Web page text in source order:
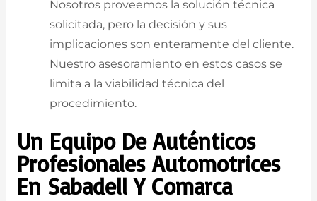
Nosotros proveemos la solución técnica
solicitada, pero la decisión y sus
implicaciones son enteramente del cliente.
Nuestro asesoramiento en estos casos se
limita a la viabilidad técnica del
procedimiento.
Un Equipo De Auténticos
Profesionales Automotrices
En Sabadell Y Comarca